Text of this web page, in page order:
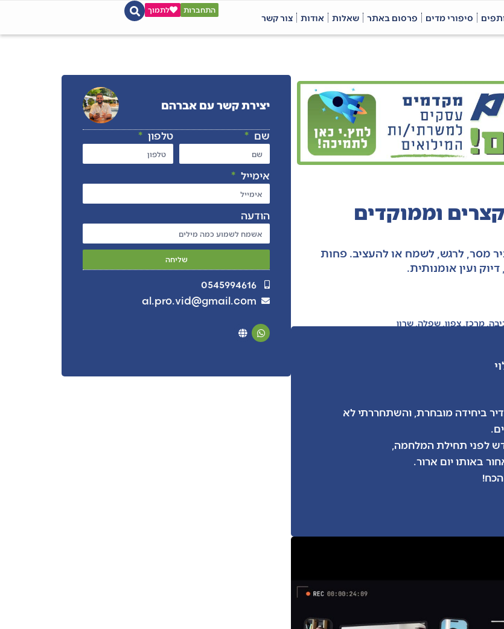
סיפורי מדים פרסום באתר שאלות אודות צור קשר
התחברות לתמוך
וממוקדים
מסר, לרגש, לשמח או להעציב. פחות
ועין אומנותית.
מרכז צפון שפלה שרון
ביחידה מובחרת, והשתחררתי לא
לפני תחילת המלחמה,
באותו יום ארור.
יצירת קשר עם אברהם
שם טלפון
אימייל
הודעה
שליחה
0545994616
al.pro.vid@gmail.com